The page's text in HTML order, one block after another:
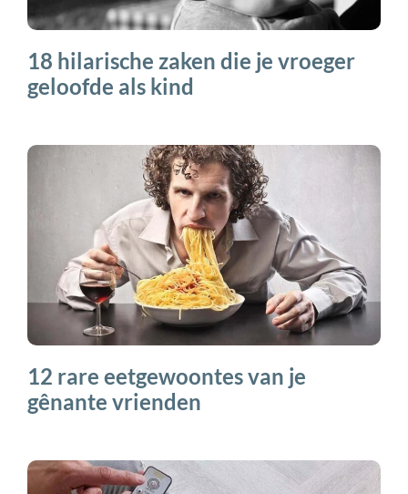
18 hilarische zaken die je vroeger
geloofde als kind
12 rare eetgewoontes van je
gênante vrienden